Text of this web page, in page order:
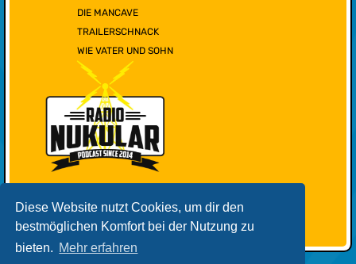
Diese Website nutzt Cookies, um dir den
bestmöglichen Komfort bei der Nutzung zu
bieten. Mehr erfahren
DIE MANCAVE
TRAILERSCHNACK
WIE VATER UND SOHN